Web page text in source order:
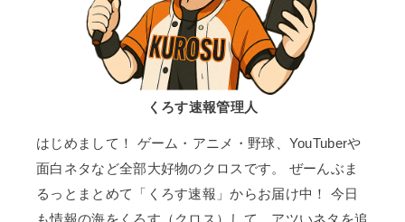
くろす速報管理人
はじめまして！ ゲーム・アニメ・野球、YouTuberや
面白ネタなど全部大好物のクロスです。 ぜーんぶま
るっとまとめて「くろす速報」からお届け中！ 今日